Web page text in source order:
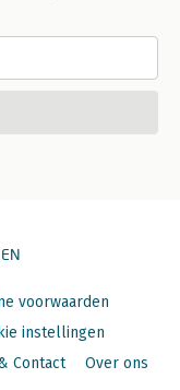
voorwaarden
instellingen
Contact Over ons